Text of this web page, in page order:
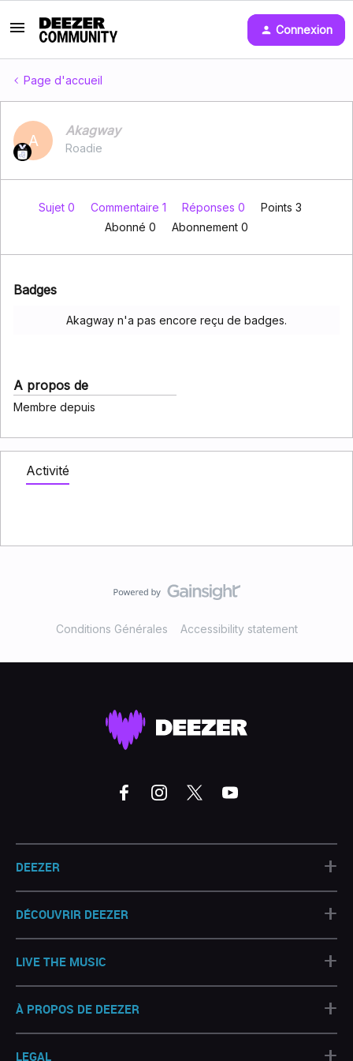
Connexion
Page d'accueil
A
Akagway
Roadie
Sujet 0 Commentaire 1 Réponses 0
Points 3
Abonné 0 Abonnement 0
Badges
Akagway n'a pas encore reçu de badges.
A propos de
Membre depuis
Activité
Conditions Générales Accessibility statement
DEEZER +
DÉCOUVRIR DEEZER +
LIVE THE MUSIC +
À PROPOS DE DEEZER +
LEGAL +